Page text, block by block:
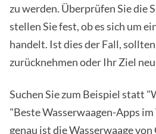
zu werden. Überprüfen Sie die
stellen Sie fest, ob es sich um
handelt. Ist dies der Fall,
zurücknehmen oder Ihr Ziel
Suchen Sie zum Beispiel statt
"Beste Wasserwaagen-Apps
genau ist die Wasserwaage von